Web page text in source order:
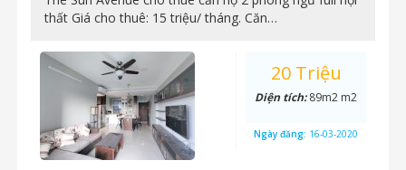
thất Giá cho thuê: 15 triệu/ tháng. Căn…
20 Triệu
Diện tích:89m2 m2
Ngày đăng: 16-03-2020